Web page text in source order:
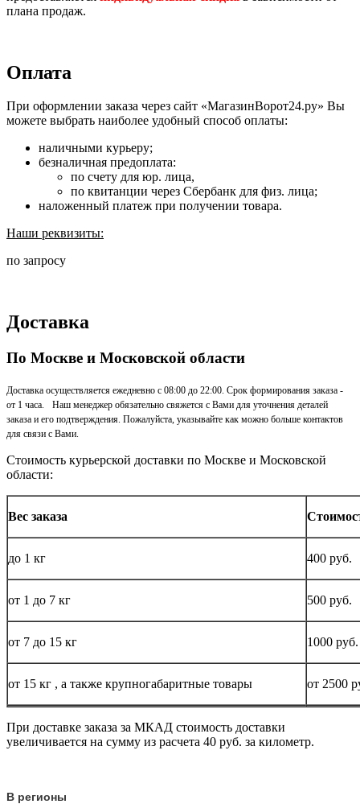
плана продаж.
Оплата
При оформлении заказа через сайт «МагазинВорот24.ру» Вы
можете выбрать наиболее удобный способ оплаты:
наличными курьеру;
безналичная предоплата:
по счету для юр. лица,
по квитанции через Сбербанк для физ. лица;
наложенный платеж при получении товара.
Наши реквизиты:
по запросу
Доставка
По Москве и Московской области
Доставка осуществляется ежедневно с 08:00 до 22:00. Срок формирования заказа -
от 1 часа. Наш менеджер обязательно свяжется с Вами для уточнения деталей
заказа и его подтверждения. Пожалуйста, указывайте как можно больше контактов
для связи с Вами.
Стоимость курьерской доставки по Москве и Московской
области:
Вес заказа
до 1 кг 400 руб.
от 1 до 7 кг 500 руб.
от 7 до 15 кг 1000 руб.
от 15 кг , а также крупногабаритные товары от 2500
При доставке заказа за МКАД стоимость доставки
увеличивается на сумму из расчета 40 руб. за километр.
В регионы